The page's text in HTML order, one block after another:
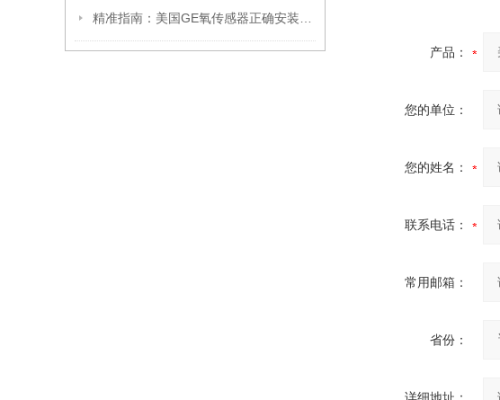
产品：
您的单位：
您的姓名：
联系电话：
常用邮箱：
省份：